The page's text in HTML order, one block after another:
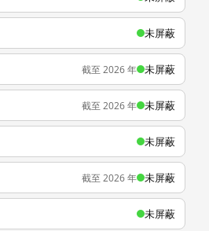
未屏蔽
截至 2026 年 未屏蔽
截至 2026 年 未屏蔽
未屏蔽
截至 2026 年 未屏蔽
未屏蔽